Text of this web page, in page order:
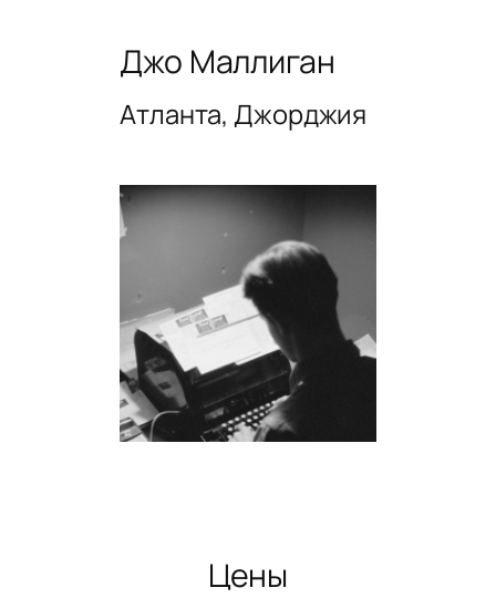
Джо Маллиган
Атланта, Джорджия
Цены